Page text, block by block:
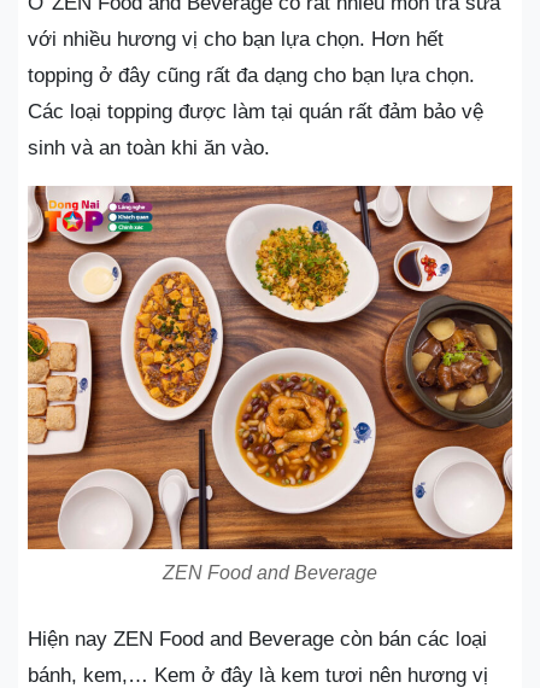
với nhiều hương vị cho bạn lựa chọn. Hơn hết
topping ở đây cũng rất đa dạng cho bạn lựa chọn.
Các loại topping được làm tại quán rất đảm bảo vệ
sinh và an toàn khi ăn vào.
ZEN Food and Beverage
Hiện nay ZEN Food and Beverage còn bán các loại
bánh, kem,… Kem ở đây là kem tươi nên hương vị